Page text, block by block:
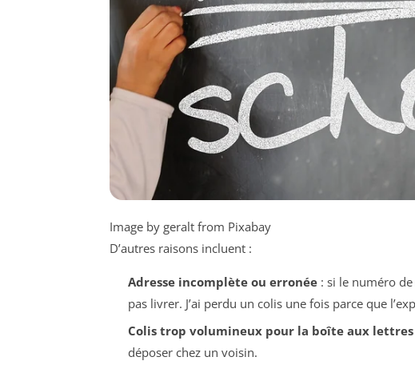
Image by geralt from Pixabay
D’autres raisons incluent :
Adresse incomplète ou erronée: si le numéro de
pas livrer. J’ai perdu un colis une fois parce que
Colis trop volumineux pour la boîte aux lettres
déposer chez un voisin.